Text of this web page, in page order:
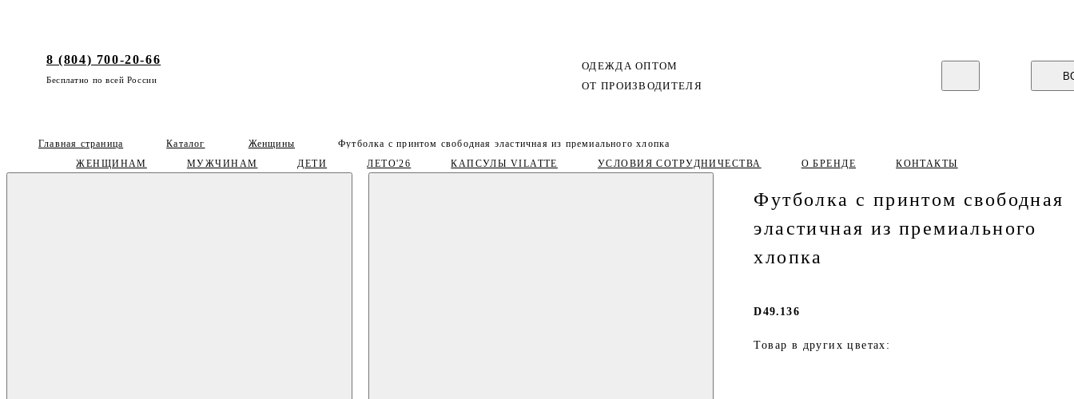
8 (804) 700-20-66
Бесплатно по всей России
ОДЕЖДА ОПТОМ
ОТ ПРОИЗВОДИТЕЛЯ
ЖЕНЩИНАМ МУЖЧИНАМ ДЕТИ ЛЕТО'26 КАПСУЛЫ VILATTE УСЛОВИЯ СОТРУДНИЧЕСТВА О БРЕНДЕ КОНТАКТЫ
Главная страница Каталог Женщины Футболка с принтом свободная эластичная из премиального хлопка
Футболка с принтом свободная
эластичная из премиального
хлопка
D49.136
Товар в других цветах: